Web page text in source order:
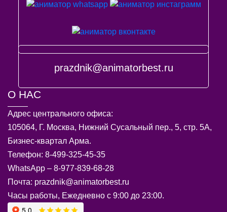
prazdnik@animatorbest.ru
О НАС
Адрес центрального офиса:
105064, Г. Москва, Нижний Сусальный пер., 5, стр. 5А,
Бизнес-квартал Арма.
Телефон: 8-499-325-45-35
WhatsApp – 8-977-839-68-28
Почта: prazdnik@animatorbest.ru
Часы работы, Ежедневно с 9:00 до 23:00.